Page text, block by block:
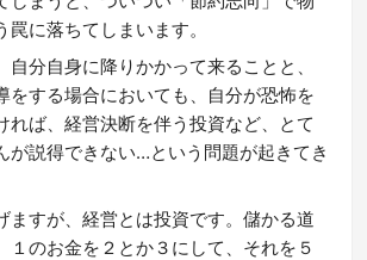
に落ちてしまいます。
分自身に降りかかって来ることと、
をする場合においても、自分が恐怖を
れば、経営決断を伴う投資など、とて
が説得できない…という問題が起きてき
すが、経営とは投資です。儲かる道
１のお金を２とか３にして、それを５